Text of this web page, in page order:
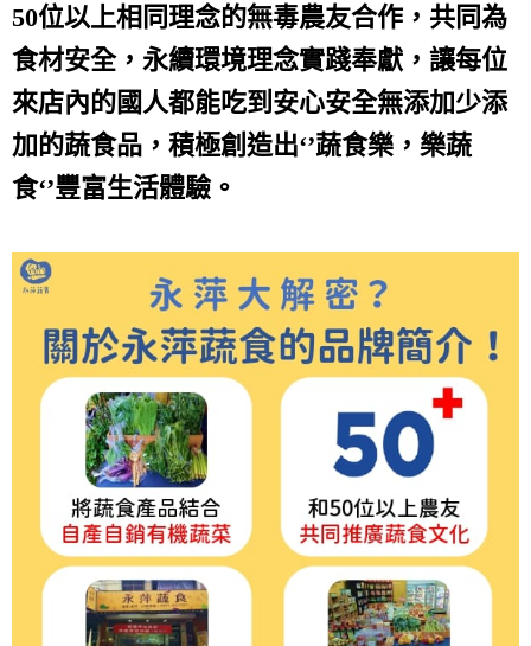
50位以上相同理念的無毒農友合作，共同為
食材安全，永續環境理念實踐奉獻，讓每位
來店內的國人都能吃到安心安全無添加少添
加的蔬食品，積極創造出‘’蔬食樂，樂蔬
食‘’豐富生活體驗。